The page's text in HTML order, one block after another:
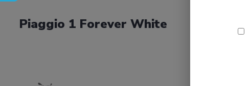
Piaggio 1 Forever White